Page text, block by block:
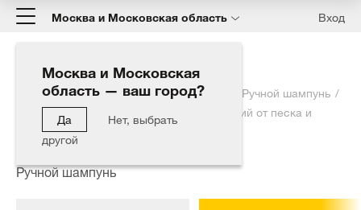
Москва и Московская область
Москва и Московская
область — ваш город?
Да
Нет, выбрать
другой
Вход
Главная Каталог Мойка автомобиля
Ручной шампунь
ACID SHAMPOO SiO2 - Глубоко очищающий от песка и
частиц металла шампунь
Ручной шампунь